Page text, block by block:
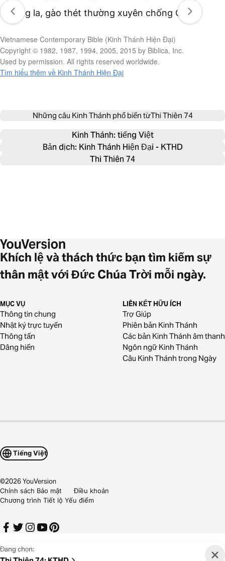
tiếng la, gào thét thường xuyên chống Chúa.
Đang chọn:
Vietnamese Contemporary Bible (Kinh Thánh Hiện Đại)
Copyright © 1982, 1987, 1994, 2005, 2015 by Biblica, Inc.
Used by permission. All rights reserved worldwide.
Tìm hiểu thêm về Kinh Thánh Hiện Đại
Những câu Kinh Thánh phổ biến từThi Thiên 74
Kinh Thánh: tiếng Việt
Bản dịch: Kinh Thánh Hiện Đại - KTHD
Thi Thiên 74
Khích lệ và thách thức bạn tìm kiếm sự
thân mật với Đức Chúa Trời mỗi ngày.
MỤC VỤ
Thông tin chung
Nhật ký trực tuyến
Thông tấn
Dâng hiến
LIÊN KẾT HỮU ÍCH
Trợ Giúp
Phiên bản Kinh Thánh
Các bản Kinh Thánh âm thanh
Ngôn ngữ Kinh Thánh
Câu Kinh Thánh trong Ngày
Tiếng Việt
©2026YouVersion
Chính sách Bảo mật
Điều khoản
Chương trình Tiết lộ Yếu điểm